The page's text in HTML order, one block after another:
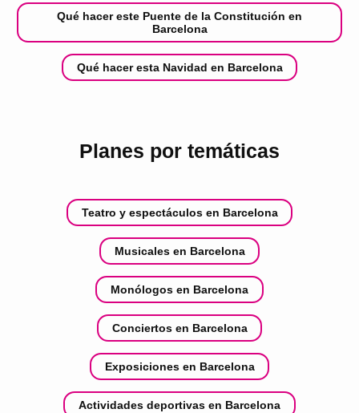
Qué hacer este Puente de la Constitución en
Barcelona
Qué hacer esta Navidad en Barcelona
Planes por temáticas
Teatro y espectáculos en Barcelona
Musicales en Barcelona
Monólogos en Barcelona
Conciertos en Barcelona
Exposiciones en Barcelona
Actividades deportivas en Barcelona